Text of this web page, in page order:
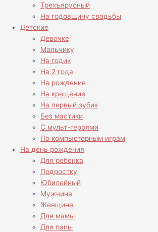
Трехъярусный
На годовщину свадьбы
Детские
Девочке
Мальчику
На годик
На 2 года
На рождение
На крещение
На первый зубик
Без мастики
С мульт-героями
По компьютерным играм
На день рождения
Для ребенка
Подростку
Юбилейный
Мужчине
Женщине
Для мамы
Для папы